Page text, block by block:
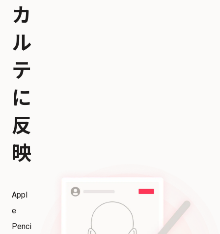
カ
ル
テ
に
反
映
Appl
e
Penci